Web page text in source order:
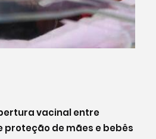
vacinal entre
de mães e bebês